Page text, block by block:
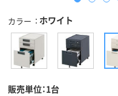
カラー ホワイト
販売単位：1台